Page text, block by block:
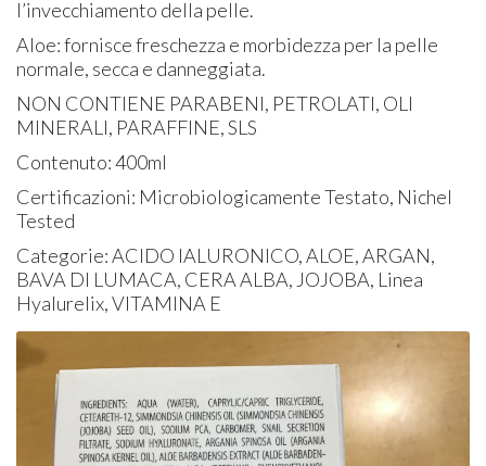
l’invecchiamento della pelle.
Aloe: fornisce freschezza e morbidezza per la pelle
normale, secca e danneggiata.
NON CONTIENE PARABENI, PETROLATI, OLI
MINERALI, PARAFFINE, SLS
Contenuto: 400ml
Certificazioni: Microbiologicamente Testato, Nichel
Tested
Categorie: ACIDO IALURONICO, ALOE, ARGAN,
BAVA DI LUMACA, CERA ALBA, JOJOBA, Linea
Hyalurelix, VITAMINA E